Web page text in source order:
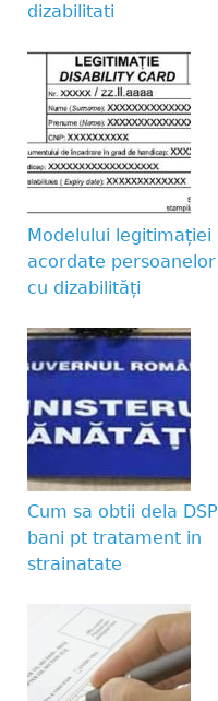
dizabilitati
Modelului legitimației
acordate persoanelor
cu dizabilități
Cum sa obtii dela DSP
bani pt tratament in
strainatate